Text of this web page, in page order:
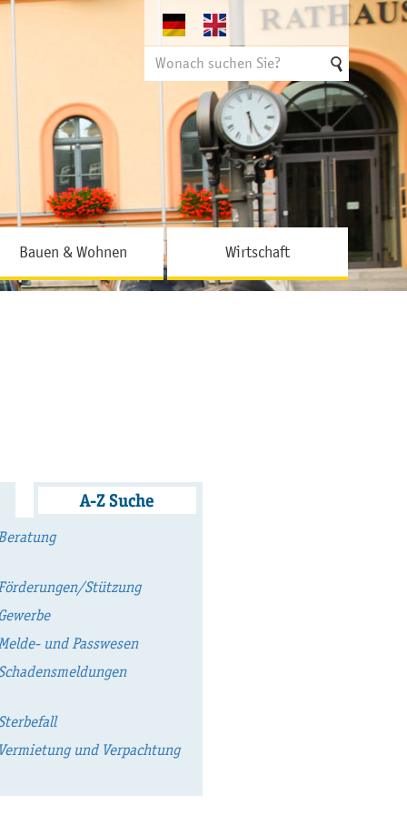
Suchen
nach
Bauen & Wohnen Wirtschaft
A-Z Suche
Stützung
und Passwesen
und Verpachtung